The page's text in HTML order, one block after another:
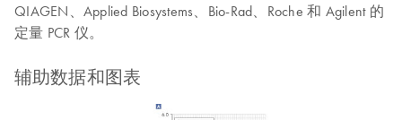
QIAGEN、Applied Biosystems、Bio-Rad、Roche 和 Agilent 的
定量 PCR 仪。
辅助数据和图表